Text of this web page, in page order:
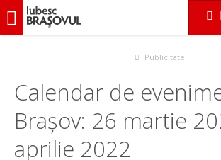
iubescbraşovul.ro
Publicitate
Calendar de
Brașov: 26 martie
aprilie 2022